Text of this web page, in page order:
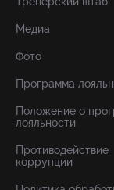
Медиа
Фото
Программа
Положение о
лояльности
Противодействие
коррупции